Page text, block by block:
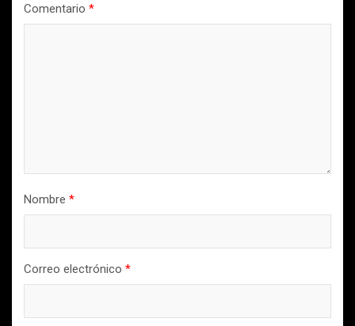
Comentario *
Nombre *
Correo electrónico *